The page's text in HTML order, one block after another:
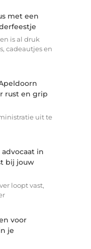
met een
is al druk
cadeautjes en
rust en grip
uit te
in
bij jouw
loopt vast,
voor
je